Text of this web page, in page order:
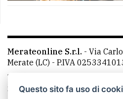
Merateonline S.r.l. - Via
Merate (LC) - P.IVA
Telefono:
mail:Questo sito fa uso di